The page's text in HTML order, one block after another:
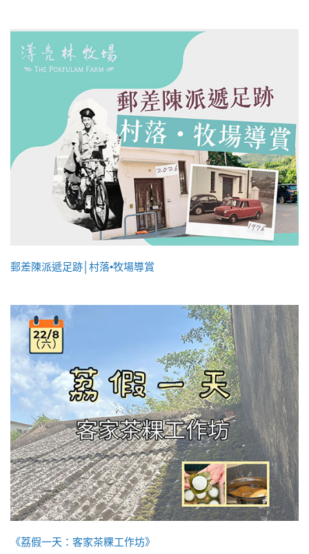
郵差陳派遞足跡│村落•牧場導賞
《荔假一天：客家茶粿工作坊》